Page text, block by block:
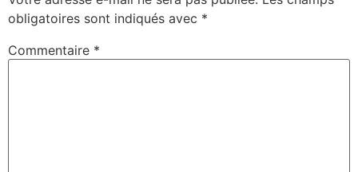
obligatoires sont indiqués avec *
Commentaire *